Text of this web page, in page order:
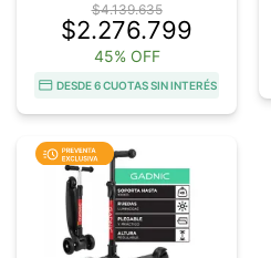
$4.139.635
$2.276.799
45% OFF
DESDE 6 CUOTAS SIN INTERÉS